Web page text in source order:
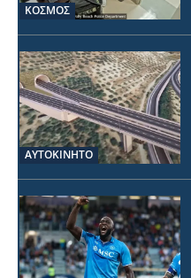
ΚΟΣΜΟΣ
ΑΥΤΟΚΙΝΗΤΟ